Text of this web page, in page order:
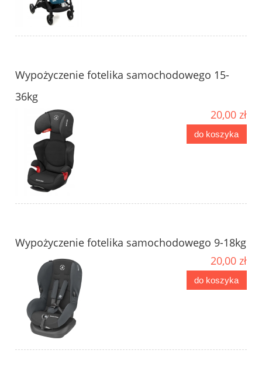
Wypożyczenie fotelika samochodowego 15-
36kg
20,00 zł
do koszyka
Wypożyczenie fotelika samochodowego 9-18kg
20,00 zł
do koszyka